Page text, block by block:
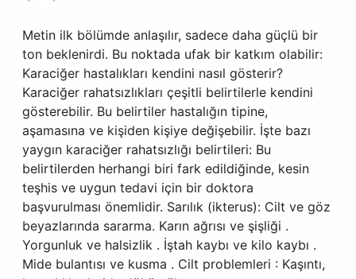
Metin ilk bölümde anlaşılır, sadece daha güçlü bir
ton beklenirdi. Bu noktada ufak bir katkım olabilir:
Karaciğer hastalıkları kendini nasıl gösterir?
Karaciğer rahatsızlıkları çeşitli belirtilerle kendini
gösterebilir. Bu belirtiler hastalığın tipine,
aşamasına ve kişiden kişiye değişebilir. İşte bazı
yaygın karaciğer rahatsızlığı belirtileri: Bu
belirtilerden herhangi biri fark edildiğinde, kesin
teşhis ve uygun tedavi için bir doktora
başvurulması önemlidir. Sarılık (ikterus): Cilt ve göz
beyazlarında sararma. Karın ağrısı ve şişliği .
Yorgunluk ve halsizlik . İştah kaybı ve kilo kaybı .
Mide bulantısı ve kusma . Cilt problemleri : Kaşıntı,